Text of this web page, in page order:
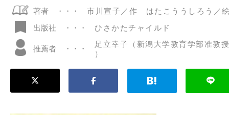
著者
市川宣子／作 はたこううしろう／
出版社
ひさかたチャイルド
推薦者
足立幸子（新潟大学教育学部准教授
）